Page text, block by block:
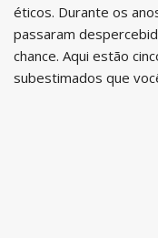
éticos. Durante os
passaram
chance. Aqui estão
subestimados que